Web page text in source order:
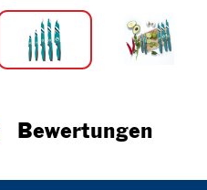
Bewertungen